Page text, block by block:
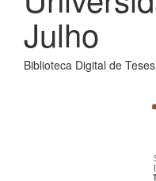
Julho
Biblioteca Digital de